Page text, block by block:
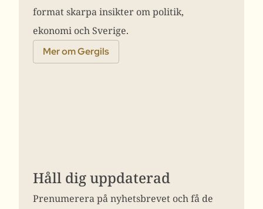
format skarpa insikter om politik,
ekonomi och Sverige.
Mer om Gergils
Håll dig uppdaterad
Prenumerera på nyhetsbrevet och få de